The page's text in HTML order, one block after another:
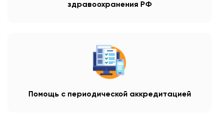
здравоохранения РФ
Помощь с периодической аккредитацией